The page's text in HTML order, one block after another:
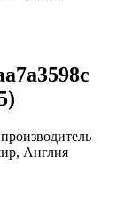
Англия